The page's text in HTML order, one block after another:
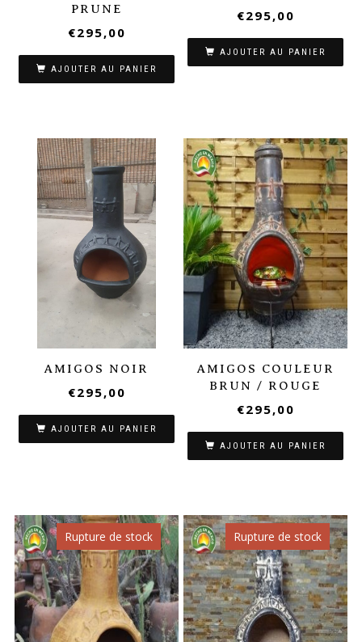
PRUNE
€295,00
AJOUTER AU PANIER
€295,00
AJOUTER AU PANIER
AMIGOS NOIR
€295,00
AJOUTER AU PANIER
AMIGOS COULEUR
BRUN / ROUGE
€295,00
AJOUTER AU PANIER
Rupture de stock Rupture de stock